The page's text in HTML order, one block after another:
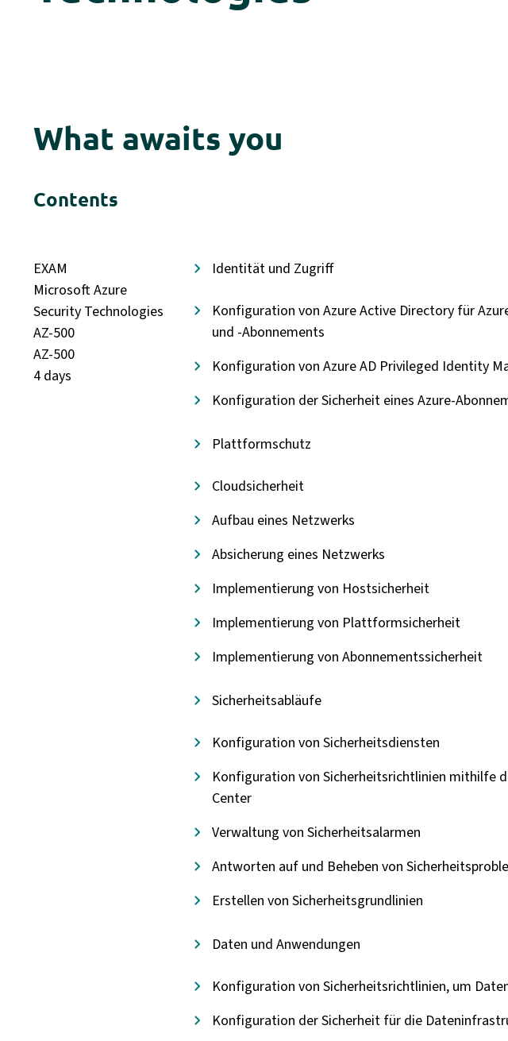
What awaits you
Contents
EXAM
Microsoft Azure
Security Technologies
AZ-500
AZ-500
4 days
Identität und Zugriff
Konfiguration von Azure Active Directory für
und -Abonnements
Konfiguration von Azure AD Privileged Identity
Konfiguration der Sicherheit eines Azure-
Plattformschutz
Cloudsicherheit
Aufbau eines Netzwerks
Absicherung eines Netzwerks
Implementierung von Hostsicherheit
Implementierung von Plattformsicherheit
Implementierung von Abonnementssicherheit
Sicherheitsabläufe
Konfiguration von Sicherheitsdiensten
Konfiguration von Sicherheitsrichtlinien mithilfe
Center
Verwaltung von Sicherheitsalarmen
Antworten auf und Beheben von
Erstellen von Sicherheitsgrundlinien
Daten und Anwendungen
Konfiguration von Sicherheitsrichtlinien, um
Konfiguration der Sicherheit für die